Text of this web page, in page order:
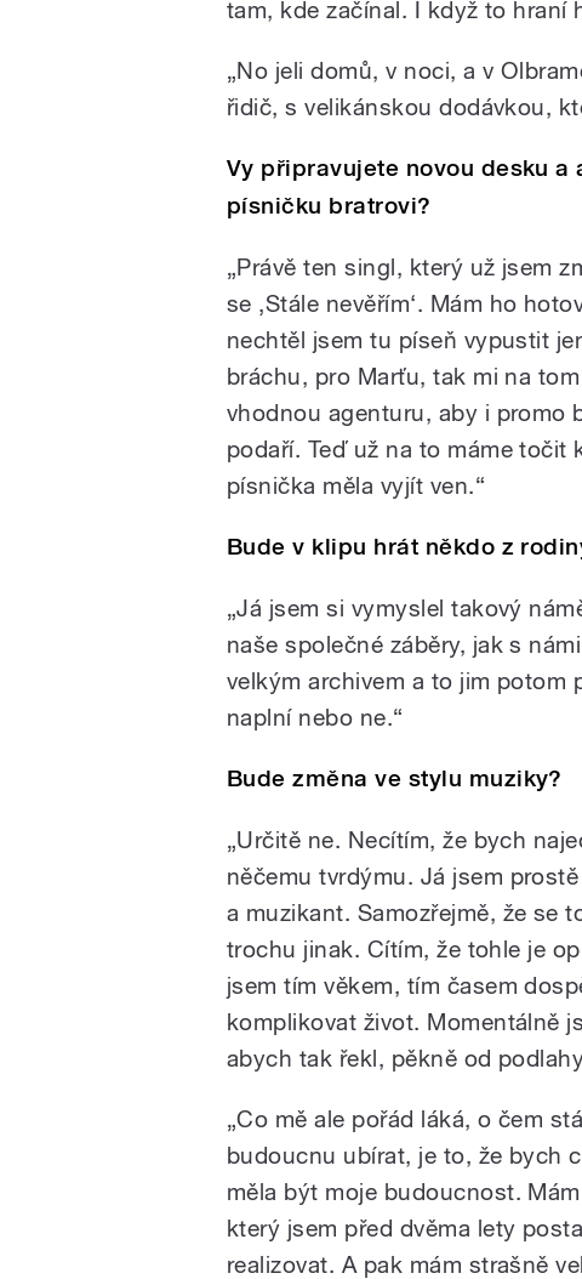
tam, kde začínal. I když to hraní
„No jeli domů, v noci, a v
řidič, s velikánskou dodávkou,
Vy připravujete novou desku a
písničku bratrovi?
„Právě ten singl, který už jsem
se ‚Stále nevěřím‘. Mám ho
nechtěl jsem tu píseň vypustit
bráchu, pro Marťu, tak mi na
vhodnou agenturu, aby i promo
podaří. Teď už na to máme točit
písnička měla vyjít ven.“
Bude v klipu hrát někdo z
„Já jsem si vymyslel takový
naše společné záběry, jak s
velkým archivem a to jim potom
naplní nebo ne.“
Bude změna ve stylu muziky?
„Určitě ne. Necítím, že bych
něčemu tvrdýmu. Já jsem
a muzikant. Samozřejmě, že se
trochu jinak. Cítím, že tohle je
jsem tím věkem, tím časem
komplikovat život. Momentálně
abych tak řekl, pěkně od
„Co mě ale pořád láká, o čem
budoucnu ubírat, je to, že bych
měla být moje budoucnost.
který jsem před dvěma lety
realizovat. A pak mám strašně